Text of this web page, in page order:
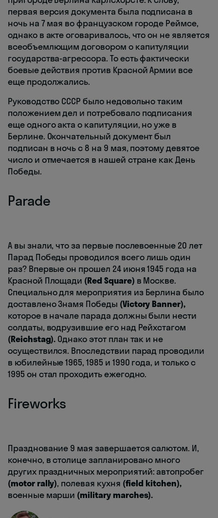
первая версия документа была подписана в
ночь на 7 мая во французском городе Реймсе,
однако в акте оговаривалось, что он не является
всеобъемлющим договором о капитуляции
государства-агрессора. То есть фактически
боевые действия против Красной Армии все
еще продолжались.
Руководство СССР было недовольно таким
положением дел и потребовало подписания
еще одного акта о капитуляции, но уже в
Берлине. Окончательный документ был
подписан в ночь с 8 на 9 мая, поэтому девятое
число и отмечается в нашей стране как День
Победы.
Parade
А вы знали, что за первые послевоенные 20 лет
Парад Победы проводился всего лишь один
раз? Впервые он прошел 24 июня 1945 года на
Красной Площади (Red Square) в Москве.
Специально для мероприятия из Берлина было
доставлено Знамя Победы (Victory Banner),
которое в начале парада должны были нести
солдаты, водрузившие его над Рейхстагом
(Reichstag). Однако этот план так и не
осуществился. Впоследствии парад проводили
в юбилейные 1965, 1985 и 1990 года, и только c
1995 он стал проходить ежегодно.
Fireworks
Празднование 9 мая завершается салютом. И,
конечно, в столице запланировано много
других праздничных мероприятий: автопробег
(motor rally), полевая кухня (field kitchen),
военные марши (military marches).